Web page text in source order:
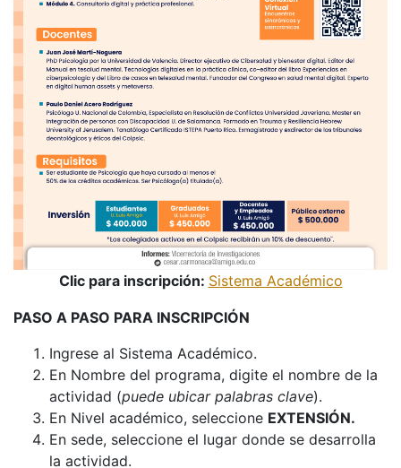
Clic para inscripción: Sistema Académico
PASO A PASO PARA INSCRIPCIÓN
Ingrese al Sistema Académico.
En Nombre del programa, digite el nombre de la
actividad (puede ubicar palabras clave).
En Nivel académico, seleccione EXTENSIÓN.
En sede, seleccione el lugar donde se desarrolla
la actividad.